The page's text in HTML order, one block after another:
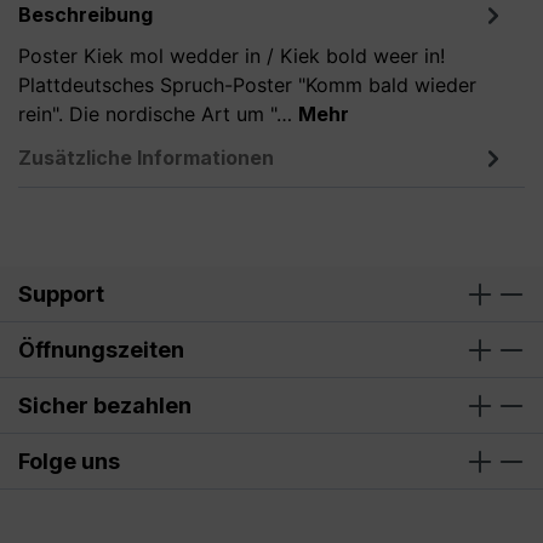
Beschreibung
Poster Kiek mol wedder in / Kiek bold weer in!
Plattdeutsches Spruch-Poster "Komm bald wieder
rein". Die nordische Art um "… Mehr
Zusätzliche Informationen
Support
Öffnungszeiten
Sicher bezahlen
Folge uns